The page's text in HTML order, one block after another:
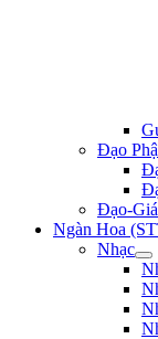
Đạo
Đạo-
Ngàn Hoa
Nhạc